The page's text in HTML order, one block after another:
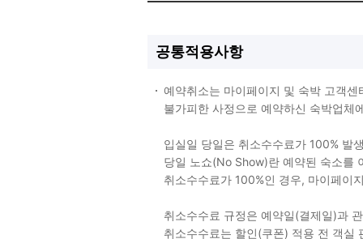
공통적용사항
예약취소는 마이페이지 및 숙박 고객
불가피한 사정으로 예약하신 숙박업
입실일 당일은 취소수수료가 100% 발
당일 노쇼(No Show)란 예약된 숙소를
취소수수료가 100%인 경우, 마이페이
취소수수료 규정은 예약일(결제일)과
취소수수료는 할인(쿠폰) 적용 전 객실